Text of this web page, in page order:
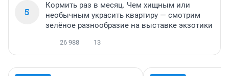
5
Кормить раз в месяц. Чем хищным или
необычным украсить квартиру — смотрим
зелёное разнообразие на выставке экзотики
26 988 13